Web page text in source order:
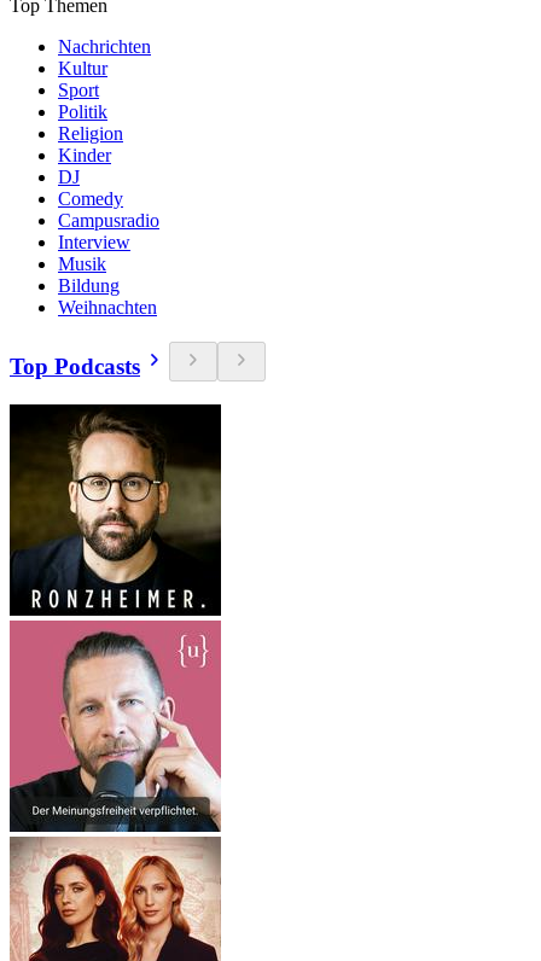
Top Themen
Nachrichten
Kultur
Sport
Politik
Religion
Kinder
DJ
Comedy
Campusradio
Interview
Musik
Bildung
Weihnachten
Top Podcasts